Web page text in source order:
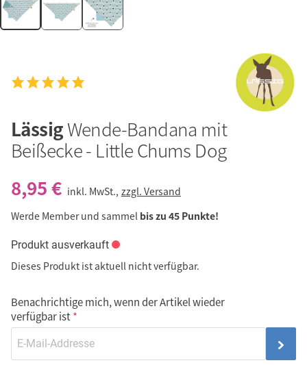
LässigWende-Bandana mit
Beißecke - Little Chums Dog
8,95 € inkl. MwSt., zzgl. Versand
Werde Member und sammel bis zu 45 Punkte!
Produkt ausverkauft
Dieses Produkt ist aktuell nicht verfügbar.
Benachrichtige mich, wenn der Artikel wieder
verfügbar ist